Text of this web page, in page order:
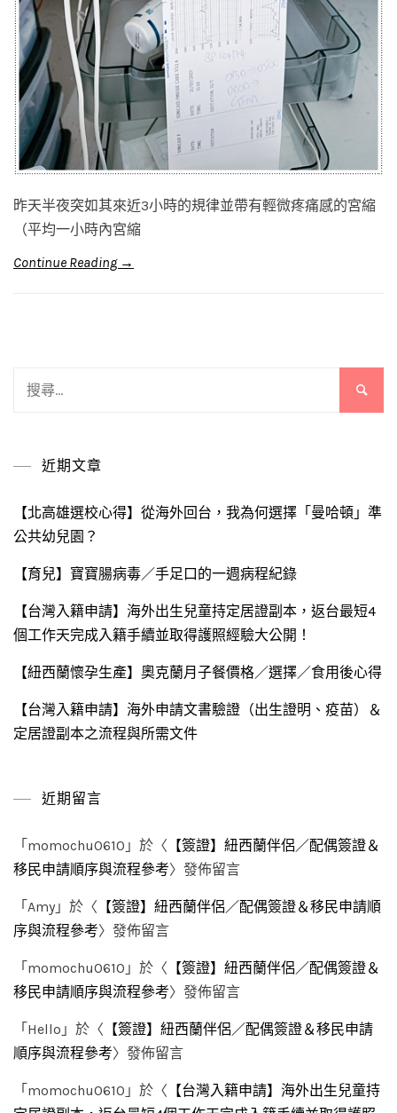
昨天半夜突如其來近3小時的規律並帶有輕微疼痛感的宮縮
（平均一小時內宮縮
Continue Reading →
近期文章
【北高雄選校心得】從海外回台，我為何選擇「曼哈頓」準
公共幼兒園？
【育兒】寶寶腸病毒／手足口的一週病程紀錄
【台灣入籍申請】海外出生兒童持定居證副本，返台最短4
個工作天完成入籍手續並取得護照經驗大公開！
【紐西蘭懷孕生產】奧克蘭月子餐價格／選擇／食用後心得
【台灣入籍申請】海外申請文書驗證（出生證明、疫苗）＆
定居證副本之流程與所需文件
近期留言
「 momochu0610 」於〈 【簽證】紐西蘭伴侶／配偶簽證＆
移民申請順序與流程參考〉發佈留言
「 Amy 」於〈 【簽證】紐西蘭伴侶／配偶簽證＆移民申請順
序與流程參考〉發佈留言
「 momochu0610 」於〈 【簽證】紐西蘭伴侶／配偶簽證＆
移民申請順序與流程參考〉發佈留言
「 Hello 」於〈 【簽證】紐西蘭伴侶／配偶簽證＆移民申請
順序與流程參考〉發佈留言
「 momochu0610 」於〈 【台灣入籍申請】海外出生兒童持